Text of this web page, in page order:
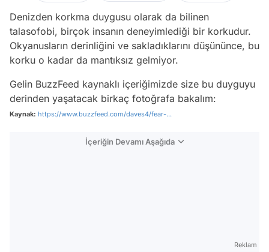
Denizden korkma duygusu olarak da bilinen
talasofobi, birçok insanın deneyimlediği bir korkudur.
Okyanusların derinliğini ve sakladıklarını düşününce, bu
korku o kadar da mantıksız gelmiyor.
Gelin BuzzFeed kaynaklı içeriğimizde size bu duyguyu
derinden yaşatacak birkaç fotoğrafa bakalım:
Kaynak: https://www.buzzfeed.com/daves4/fear-...
İçeriğin Devamı Aşağıda
Reklam